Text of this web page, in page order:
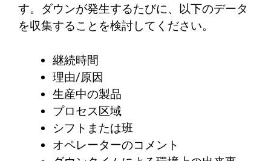
す。ダウンが発生するたびに、以下のデータ
を収集することを検討してください。
継続時間
理由/原因
生産中の製品
プロセス区域
シフトまたは班
オペレーターのコメント